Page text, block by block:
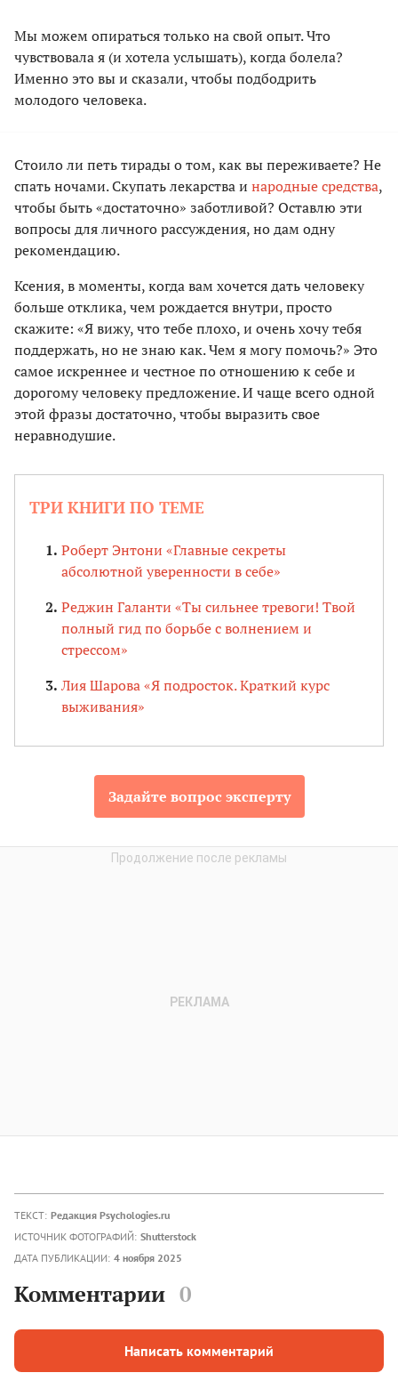
Мы можем опираться только на свой опыт. Что
чувствовала я (и хотела услышать), когда болела?
Именно это вы и сказали, чтобы подбодрить
молодого человека.
Стоило ли петь тирады о том, как вы переживаете? Не
спать ночами. Скупать лекарства и народные средства,
чтобы быть «достаточно» заботливой? Оставлю эти
вопросы для личного рассуждения, но дам одну
рекомендацию.
Ксения, в моменты, когда вам хочется дать человеку
больше отклика, чем рождается внутри, просто
скажите: «Я вижу, что тебе плохо, и очень хочу тебя
поддержать, но не знаю как. Чем я могу помочь?» Это
самое искреннее и честное по отношению к себе и
дорогому человеку предложение. И чаще всего одной
этой фразы достаточно, чтобы выразить свое
неравнодушие.
ТРИ КНИГИ ПО ТЕМЕ
Роберт Энтони «Главные секреты
абсолютной уверенности в себе»
Реджин Галанти «Ты сильнее тревоги! Твой
полный гид по борьбе с волнением и
стрессом»
Лия Шарова «Я подросток. Краткий курс
выживания»
Задайте вопрос эксперту
ТЕКСТ: Редакция Psychologies.ru
ИСТОЧНИК ФОТОГРАФИЙ: Shutterstock
ДАТА ПУБЛИКАЦИИ: 4 ноября 2025
Комментарии 0
Написать комментарий